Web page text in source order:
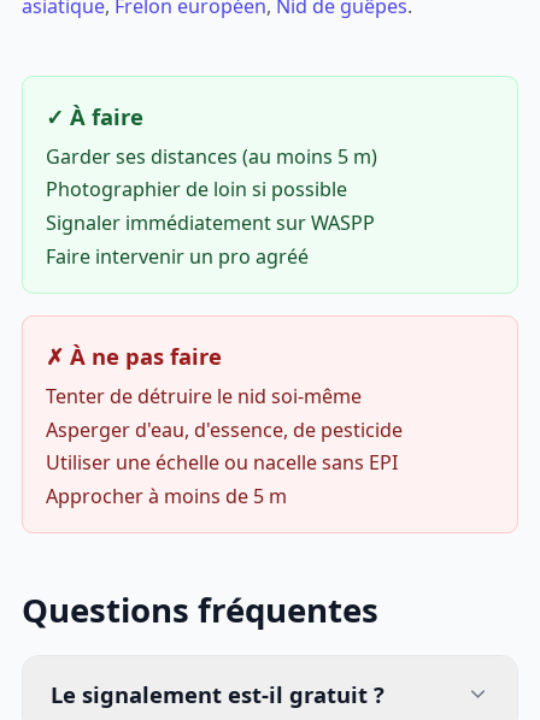
asiatique, Frelon européen, Nid de guêpes.
✓ À faire
Garder ses distances (au moins 5 m)
Photographier de loin si possible
Signaler immédiatement sur WASPP
Faire intervenir un pro agréé
✗ À ne pas faire
Tenter de détruire le nid soi-même
Asperger d'eau, d'essence, de pesticide
Utiliser une échelle ou nacelle sans EPI
Approcher à moins de 5 m
Questions fréquentes
Le signalement est-il gratuit ?